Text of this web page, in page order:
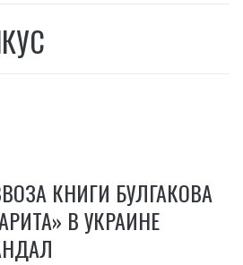
КНИГИ БУЛГАКОВА
В УКРАИНЕ